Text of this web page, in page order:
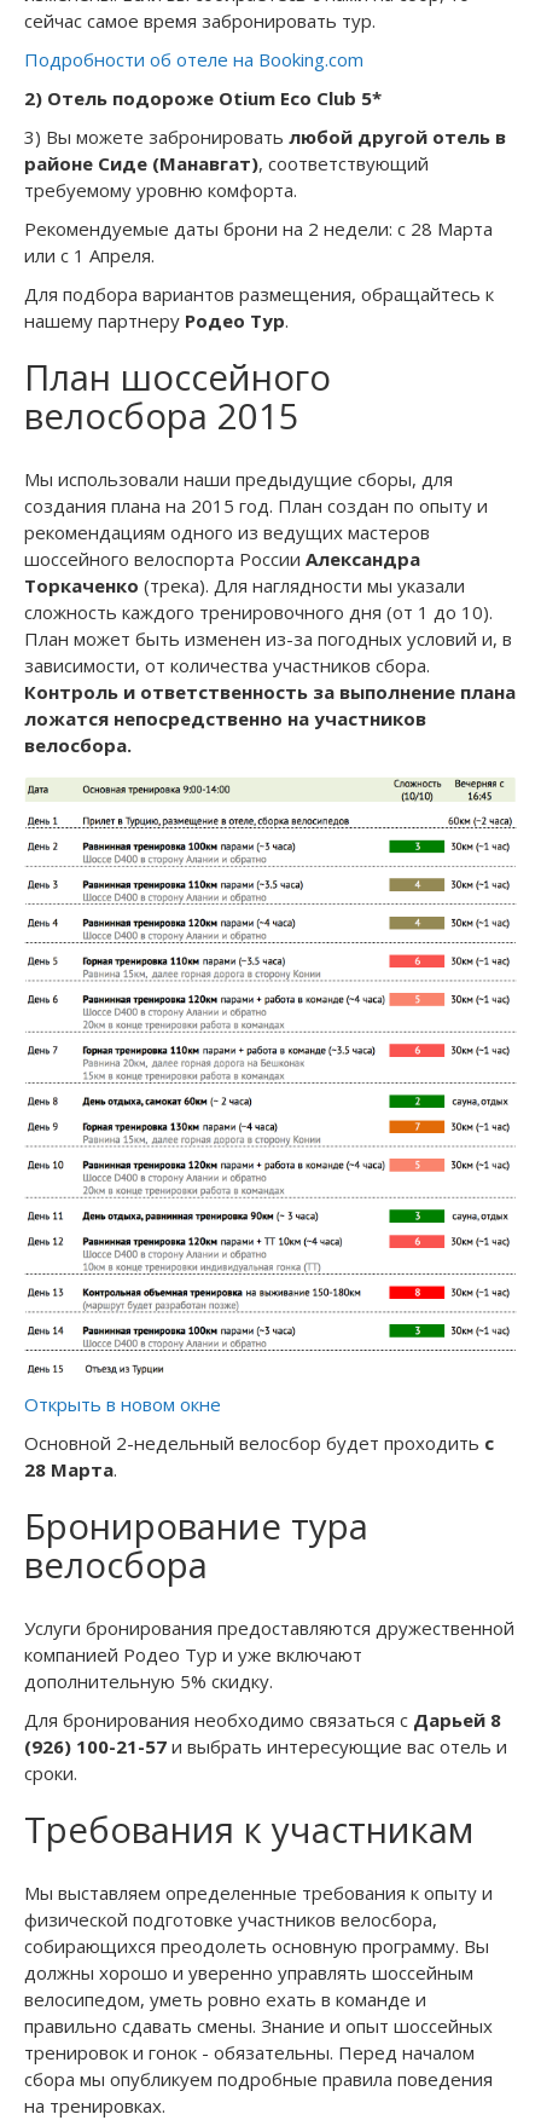
сейчас самое время забронировать тур.
Подробности об отеле на Booking.com
2) Отель подороже Otium Eco Club 5*
3) Вы можете забронировать любой другой отель в
районе Сиде (Манавгат), соответствующий
требуемому уровню комфорта.
Рекомендуемые даты брони на 2 недели: с 28 Марта
или с 1 Апреля.
Для подбора вариантов размещения, обращайтесь к
нашему партнеру Родео Тур.
План шоссейного
велосбора 2015
Мы использовали наши предыдущие сборы, для
создания плана на 2015 год. План создан по опыту и
рекомендациям одного из ведущих мастеров
шоссейного велоспорта России Александра
Торкаченко (трека). Для наглядности мы указали
сложность каждого тренировочного дня (от 1 до 10).
План может быть изменен из-за погодных условий и, в
зависимости, от количества участников сбора.
Контроль и ответственность за выполнение плана
ложатся непосредственно на участников
велосбора.
Открыть в новом окне
Основной 2-недельный велосбор будет проходить с
28 Марта.
Бронирование тура
велосбора
Услуги бронирования предоставляются дружественной
компанией Родео Тур и уже включают
дополнительную 5% скидку.
Для бронирования необходимо связаться с Дарьей 8
(926) 100-21-57 и выбрать интересующие вас отель и
сроки.
Требования к участникам
Мы выставляем определенные требования к опыту и
физической подготовке участников велосбора,
собирающихся преодолеть основную программу. Вы
должны хорошо и уверенно управлять шоссейным
велосипедом, уметь ровно ехать в команде и
правильно сдавать смены. Знание и опыт шоссейных
тренировок и гонок - обязательны. Перед началом
сбора мы опубликуем подробные правила поведения
на тренировках.